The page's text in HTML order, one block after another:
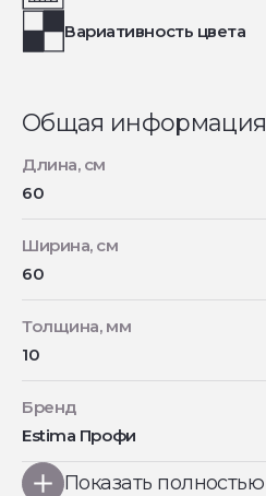
Вариативность цвета
Общая информация
Длина, см
60
Ширина, см
60
Толщина, мм
10
Бренд
Estima Профи
Показать полностью